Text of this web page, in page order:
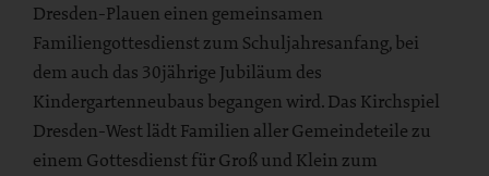
Dresden-Plauen einen gemeinsamen
Familiengottesdienst zum Schuljahresanfang, bei
dem auch das 30jährige Jubiläum des
Kindergartenneubaus begangen wird. Das Kirchspiel
Dresden-West lädt Familien aller Gemeindeteile zu
einem Gottesdienst für Groß und Klein zum